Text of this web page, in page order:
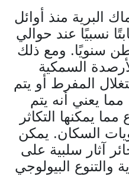
البرية منذ أوائل
نسبيًا عند حوالي
. ومع ذلك
السمكية
المفرط أو يتم
مما يعني أنه يتم
يمكنها التكاثر
السكان. يمكن
آثار سلبية على
والتنوع البيولوجي